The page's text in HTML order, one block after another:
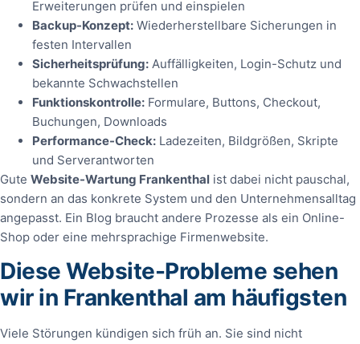
Erweiterungen prüfen und einspielen
Backup-Konzept: Wiederherstellbare Sicherungen in
festen Intervallen
Sicherheitsprüfung: Auffälligkeiten, Login-Schutz und
bekannte Schwachstellen
Funktionskontrolle: Formulare, Buttons, Checkout,
Buchungen, Downloads
Performance-Check: Ladezeiten, Bildgrößen, Skripte
und Serverantworten
Gute Website-Wartung Frankenthal ist dabei nicht pauschal,
sondern an das konkrete System und den Unternehmensalltag
angepasst. Ein Blog braucht andere Prozesse als ein Online-
Shop oder eine mehrsprachige Firmenwebsite.
Diese Website-Probleme sehen
wir in Frankenthal am häufigsten
Viele Störungen kündigen sich früh an. Sie sind nicht